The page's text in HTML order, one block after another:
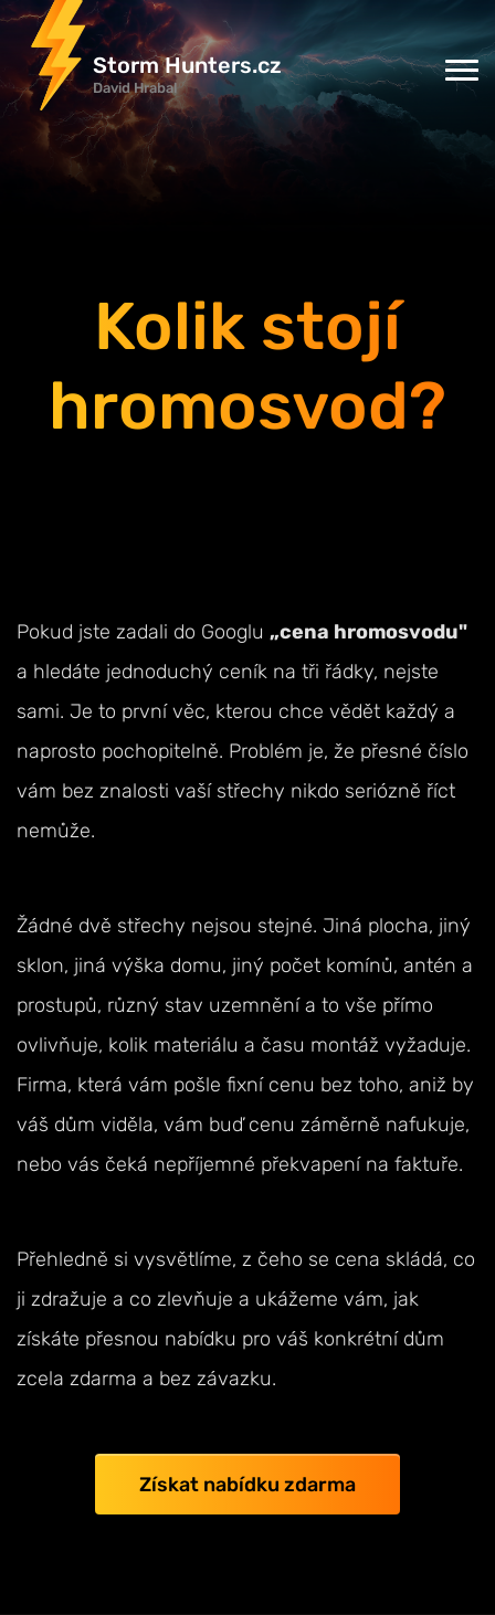
Storm Hunters.cz
David Hrabal
Kolik stojí
hromosvod?
Pokud jste zadali do Googlu „cena hromosvodu"
a hledáte jednoduchý ceník na tři řádky, nejste
sami. Je to první věc, kterou chce vědět každý a
naprosto pochopitelně. Problém je, že přesné číslo
vám bez znalosti vaší střechy nikdo seriózně říct
nemůže.
Žádné dvě střechy nejsou stejné. Jiná plocha, jiný
sklon, jiná výška domu, jiný počet komínů, antén a
prostupů, různý stav uzemnění a to vše přímo
ovlivňuje, kolik materiálu a času montáž vyžaduje.
Firma, která vám pošle fixní cenu bez toho, aniž by
váš dům viděla, vám buď cenu záměrně nafukuje,
nebo vás čeká nepříjemné překvapení na faktuře.
Přehledně si vysvětlíme, z čeho se cena skládá, co
ji zdražuje a co zlevňuje a ukážeme vám, jak
získáte přesnou nabídku pro váš konkrétní dům
zcela zdarma a bez závazku.
Získat nabídku zdarma